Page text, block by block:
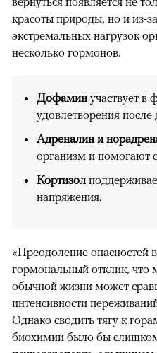
красоты природы, но и из-
экстремальных нагрузок
несколько гормонов.
Дофаминучаствует в
удовлетворения
Адреналин и
организм и помогают
Кортизол
напряжения.
«Преодоление опасностей
гормональный отклик, что
обычной жизни может
интенсивности
Однако сводить тягу к
биохимии было бы